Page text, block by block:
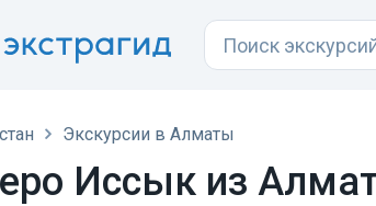
Экскурсии в Алматы
Иссык из